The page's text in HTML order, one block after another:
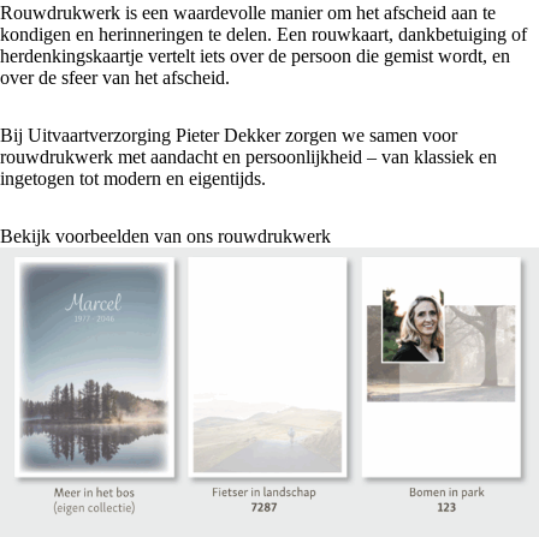
Rouwdrukwerk is een waardevolle manier om het afscheid aan te
kondigen en herinneringen te delen. Een rouwkaart, dankbetuiging of
herdenkingskaartje vertelt iets over de persoon die gemist wordt, en
over de sfeer van het afscheid.
Bij Uitvaartverzorging Pieter Dekker zorgen we samen voor
rouwdrukwerk met aandacht en persoonlijkheid – van klassiek en
ingetogen tot modern en eigentijds.
Bekijk voorbeelden van ons rouwdrukwerk